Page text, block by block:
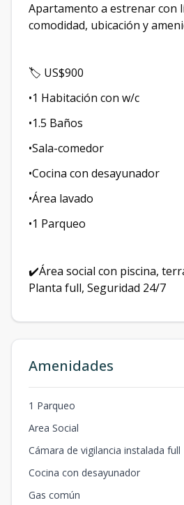
Apartamento a estrenar con
comodidad, ubicación y
🏷️ US$900
•1 Habitación con w/c
•1.5 Baños
•Sala-comedor
•Cocina con desayunador
•Área lavado
•1 Parqueo
✔️Área social con piscina,
Planta full, Seguridad 24/7
Amenidades
1 Parqueo
Area Social
Cámara de vigilancia instalada full
Cocina con desayunador
Gas común